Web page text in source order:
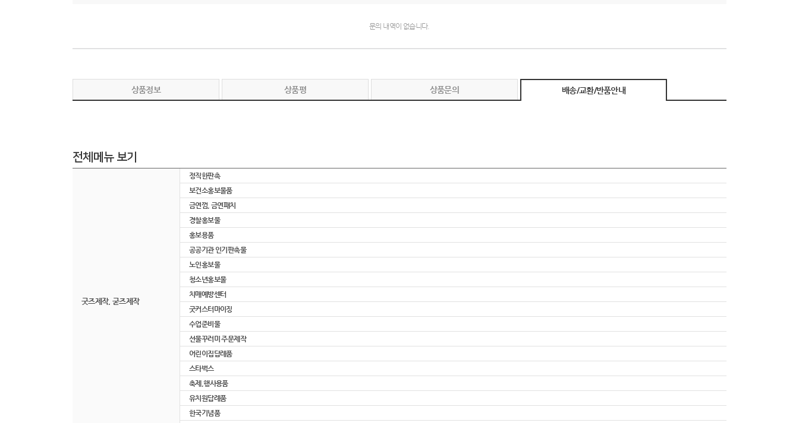
16 쿠션
20 구급
24 손톱깍이
28 AP-100150
AP-100084
문의 내역이 없습니다.
상품정보 상품평 상품문의 배송/교환/반품안내
전체메뉴 보기
굿즈제작, 굳즈제작
정직한판촉
보건소홍보물품
금연껌, 금연패치
경찰홍보물
홍보용품
공공기관 인기판촉물
노인홍보물
청소년홍보물
치매예방센터
굿커스터마이징
수업준비물
선물꾸러미 주문제작
어린이집답례품
스타벅스
축제,행사용품
유치원답례품
한국기념품